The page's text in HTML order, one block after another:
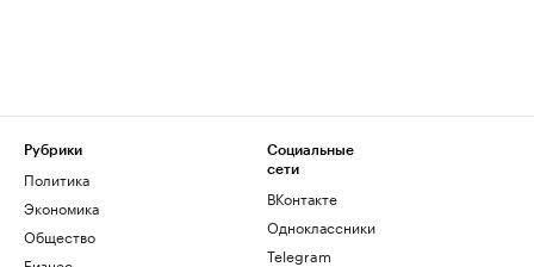
Рубрики
Политика
Экономика
Общество
Социальные
сети
ВКонтакте
Одноклассники
Telegram